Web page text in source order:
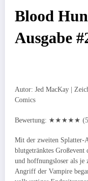
Blood
Ausgabe
Autor: Jed MacKay |
Comics
Bewertung: ★★★★★ (5/
Mit der zweiten Splatter-
blutgetränktes Großevent
und hoffnungsloser als je
Angriff der Vampire